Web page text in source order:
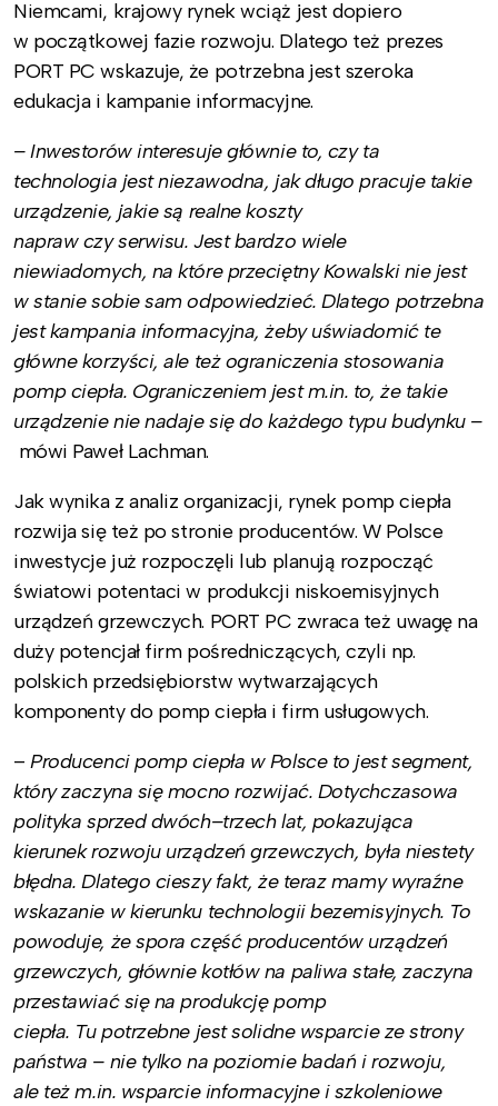
Niemcami, krajowy rynek wciąż jest dopiero
w początkowej fazie rozwoju. Dlatego też prezes
PORT PC wskazuje, że potrzebna jest szeroka
edukacja i kampanie informacyjne.
– Inwestorów interesuje głównie to, czy ta
technologia jest niezawodna, jak długo pracuje takie
urządzenie, jakie są realne koszty
napraw czy serwisu. Jest bardzo wiele
niewiadomych, na które przeciętny Kowalski nie jest
w stanie sobie sam odpowiedzieć. Dlatego potrzebna
jest kampania informacyjna, żeby uświadomić te
główne korzyści, ale też ograniczenia stosowania
pomp ciepła. Ograniczeniem jest m.in. to, że takie
urządzenie nie nadaje się do każdego typu budynku –
mówi Paweł Lachman.
Jak wynika z analiz organizacji, rynek pomp ciepła
rozwija się też po stronie producentów. W Polsce
inwestycje już rozpoczęli lub planują rozpocząć
światowi potentaci w produkcji niskoemisyjnych
urządzeń grzewczych. PORT PC zwraca też uwagę na
duży potencjał firm pośredniczących, czyli np.
polskich przedsiębiorstw wytwarzających
komponenty do pomp ciepła i firm usługowych.
–Producenci pomp ciepła w Polsce to jest segment,
który zaczyna się mocno rozwijać. Dotychczasowa
polityka sprzed dwóch–trzech lat, pokazująca
kierunek rozwoju urządzeń grzewczych, była niestety
błędna. Dlatego cieszy fakt, że teraz mamy wyraźne
wskazanie w kierunku technologii bezemisyjnych. To
powoduje, że spora część producentów urządzeń
grzewczych, głównie kotłów na paliwa stałe, zaczyna
przestawiać się na produkcję pomp
ciepła. Tu potrzebne jest solidne wsparcie ze strony
państwa – nie tylko na poziomie badań i rozwoju,
ale też m.in. wsparcie informacyjne i szkoleniowe